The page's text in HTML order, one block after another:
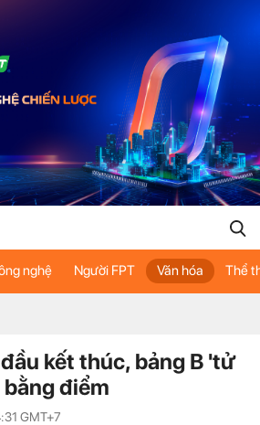
nghệ Người FPT Văn hóa Thể
đầu kết thúc, bảng B 'tử
điểm
GMT+7